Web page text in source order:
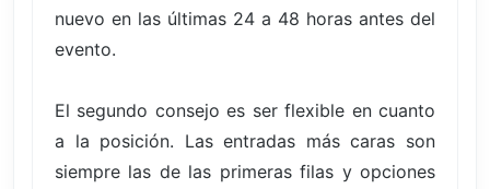
nuevo en las últimas 24 a 48 horas antes del
evento.
El segundo consejo es ser flexible en cuanto
a la posición. Las entradas más caras son
siempre las de las primeras filas y opciones